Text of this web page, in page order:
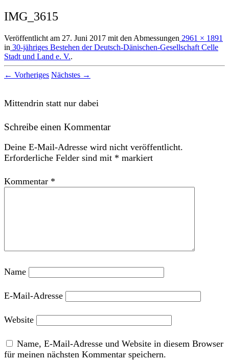
IMG_3615
Veröffentlicht am 27. Juni 2017 mit den Abmessungen 2961 × 1891
in 30-jähriges Bestehen der Deutsch-Dänischen-Gesellschaft Celle
Stadt und Land e. V..
← Vorheriges Nächstes →
Mittendrin statt nur dabei
Schreibe einen Kommentar
Deine E-Mail-Adresse wird nicht veröffentlicht.
Erforderliche Felder sind mit * markiert
Kommentar *
Name
E-Mail-Adresse
Website
Name, E-Mail-Adresse und Website in diesem Browser
für meinen nächsten Kommentar speichern.